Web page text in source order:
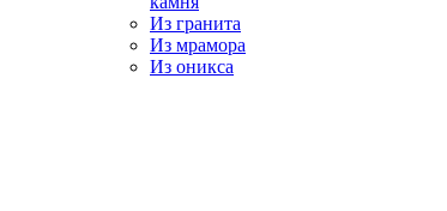
Из гранита
Из мрамора
Из оникса